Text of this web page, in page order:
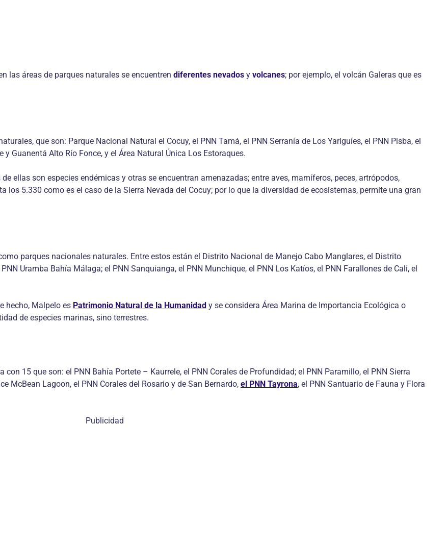
las áreas de parques naturales se encuentren diferentes nevados y volcanes; por ejemplo, el volcán Galeras que es
que son: Parque Nacional Natural el Cocuy, el PNN Tamá, el PNN Serranía de Los Yariguíes, el PNN Pisba, el
Guanentá Alto Río Fonce, y el Área Natural Única Los Estoraques.
ellas son especies endémicas y otras se encuentran amenazadas; entre aves, mamíferos, peces, artrópodos,
los 5.330 como es el caso de la Sierra Nevada del Cocuy; por lo que la diversidad de ecosistemas, permite una gran
parques nacionales naturales. Entre estos están el Distrito Nacional de Manejo Cabo Manglares, el Distrito
Uramba Bahía Málaga; el PNN Sanquianga, el PNN Munchique, el PNN Los Katíos, el PNN Farallones de Cali, el
hecho, Malpelo es Patrimonio Natural de la Humanidad y se considera Área Marina de Importancia Ecológica o
de especies marinas, sino terrestres.
15 que son: el PNN Bahía Portete – Kaurrele, el PNN Corales de Profundidad; el PNN Paramillo, el PNN Sierra
McBean Lagoon, el PNN Corales del Rosario y de San Bernardo, el PNN Tayrona, el PNN Santuario de Fauna y Flora
Publicidad